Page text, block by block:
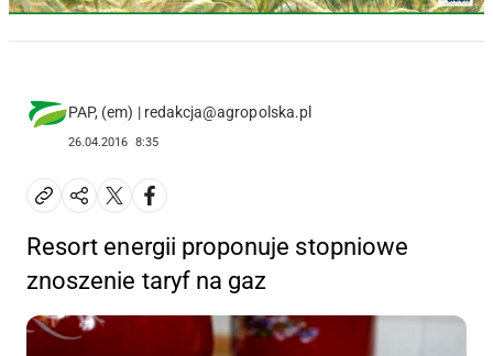
PAP, (em) | redakcja@agropolska.pl
26.04.2016 8:35
Resort energii proponuje stopniowe
znoszenie taryf na gaz